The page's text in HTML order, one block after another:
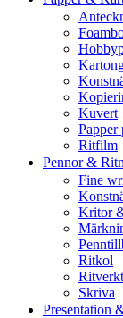
Kuvert
Papper
Ritfilm
Pennor &
Fine
Kritor
Ritkol
Skriva
Presentation